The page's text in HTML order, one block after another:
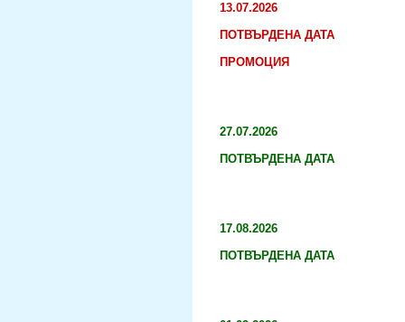
13.07.2026
ПОТВЪРДЕНА ДАТА
ПРОМОЦИЯ
27.07.2026
ПОТВЪРДЕНА ДАТА
17.08.2026
ПОТВЪРДЕНА ДАТА